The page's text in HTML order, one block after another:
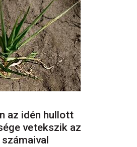
az idén hullott
vetekszik az